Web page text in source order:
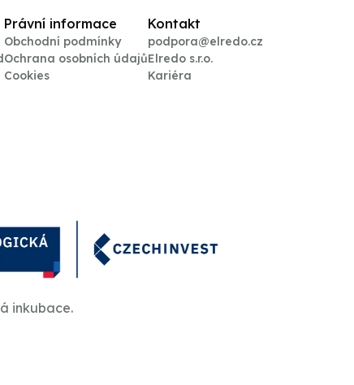
Právní informace
Obchodní podmínky
Ochrana osobních údajů
Cookies
Kontakt
podpora@elredo.cz
Elredo s.r.o.
Kariéra
inkubace.